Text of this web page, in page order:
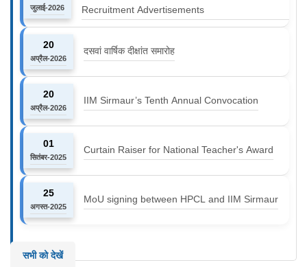
जुलाई-2026
Recruitment Advertisements
20
अप्रैल-2026
दसवां वार्षिक दीक्षांत समारोह
20
अप्रैल-2026
IIM Sirmaur’s Tenth Annual Convocation
01
सितंबर-2025
Curtain Raiser for National Teacher's Award
25
अगस्त-2025
MoU signing between HPCL and IIM Sirmaur
सभी को देखें